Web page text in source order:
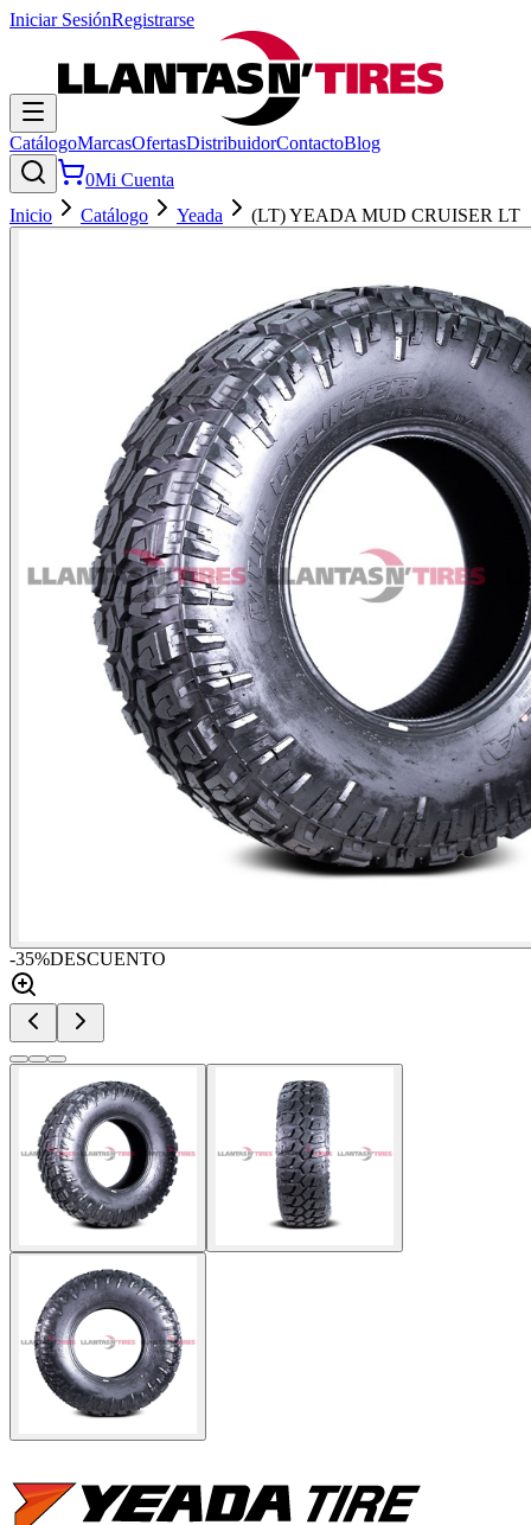
Iniciar SesiónRegistrarse
CatálogoMarcasOfertasDistribuidorContactoBlog
0Mi Cuenta
Inicio
Catálogo Yeada (LT) YEADA MUD CRUISER LT
-35%DESCUENTO